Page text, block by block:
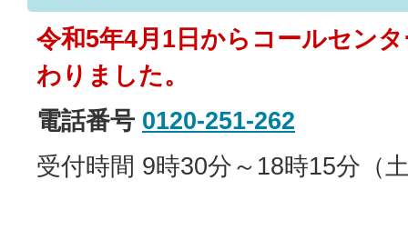
令和5年4月1日からコールセン
わりました。
電話番号 0120-251-262
受付時間 9時30分～18時15分（